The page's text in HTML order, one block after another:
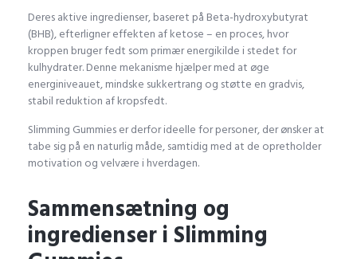
Deres aktive ingredienser, baseret på Beta-hydroxybutyrat
(BHB), efterligner effekten af ketose – en proces, hvor
kroppen bruger fedt som primær energikilde i stedet for
kulhydrater. Denne mekanisme hjælper med at øge
energiniveauet, mindske sukkertrang og støtte en gradvis,
stabil reduktion af kropsfedt.
Slimming Gummies er derfor ideelle for personer, der ønsker at
tabe sig på en naturlig måde, samtidig med at de opretholder
motivation og velvære i hverdagen.
Sammensætning og
ingredienser i Slimming